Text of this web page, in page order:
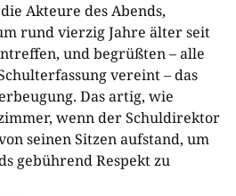
Akteure des Abends,
rund vierzig Jahre älter seit
und begrüßten – alle
vereint – das
Das artig, wie
wenn der Schuldirektor
seinen Sitzen aufstand, um
gebührend Respekt zu